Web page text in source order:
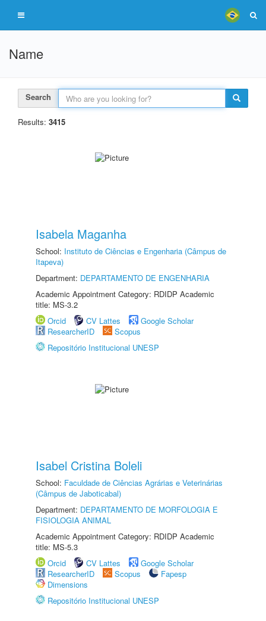
Name
Search
Results: 3415
Isabela Maganha
School: Instituto de Ciências e Engenharia (Câmpus de
Itapeva)
Department: DEPARTAMENTO DE ENGENHARIA
Academic Appointment Category: RDIDP Academic
title: MS-3.2
Orcid
CV Lattes
Google Scholar
ResearcherID
Scopus
Repositório Institucional UNESP
Isabel Cristina Boleli
School: Faculdade de Ciências Agrárias e Veterinárias
(Câmpus de Jaboticabal)
Department: DEPARTAMENTO DE MORFOLOGIA E
FISIOLOGIA ANIMAL
Academic Appointment Category: RDIDP Academic
title: MS-5.3
Orcid
CV Lattes
Google Scholar
ResearcherID
Scopus
Fapesp
Dimensions
Repositório Institucional UNESP